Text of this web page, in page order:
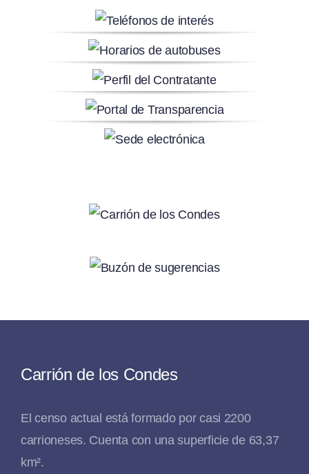
Carrión de los Condes
El censo actual está formado por casi 2200
carrioneses. Cuenta con una superficie de 63,37
km².